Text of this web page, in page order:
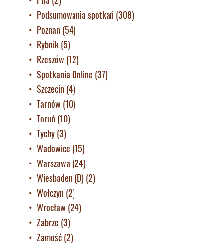
Podsumowania spotkań (308)
Poznan (54)
Rybnik(5)
Rzeszów (12)
Spotkania Online (37)
Szczecin (4)
Tarnów (10)
Toruń (10)
Tychy(3)
Wadowice (15)
Warszawa (24)
Wiesbaden (D) (2)
Wołczyn (2)
Wrocław (24)
Zabrze (3)
Zamość(2)